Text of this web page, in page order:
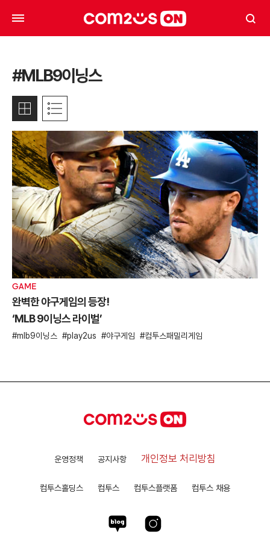
#MLB9이닝스
GAME
완벽한 야구게임의 등장!
‘MLB 9이닝스 라이벌’
mlb9이닝스 play2us 야구게임 컴투스패밀리게임
운영정책 공지사항 개인정보 처리방침
컴투스홀딩스 컴투스 컴투스플랫폼 컴투스 채용